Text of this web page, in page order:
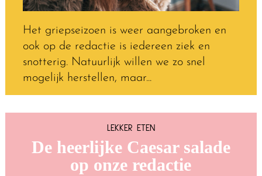
Het griepseizoen is weer aangebroken en
ook op de redactie is iedereen ziek en
snotterig. Natuurlijk willen we zo snel
mogelijk herstellen, maar...
LEKKER ETEN
De heerlijke Caesar salade
op onze redactie